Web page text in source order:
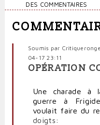
DES COMMENTAIRES
Soumis par
04-17 23:11
OPÉRATION
Une charade à
guerre à
voulait faire du
doigts: